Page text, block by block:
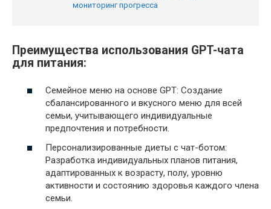
мониторинг прогресса
Преимущества использования GPT-чата
для питания:
Семейное меню на основе GPT: Создание
сбалансированного и вкусного меню для всей
семьи, учитывающего индивидуальные
предпочтения и потребности.
Персонализированные диеты с чат-ботом:
Разработка индивидуальных планов питания,
адаптированных к возрасту, полу, уровню
активности и состоянию здоровья каждого члена
семьи.